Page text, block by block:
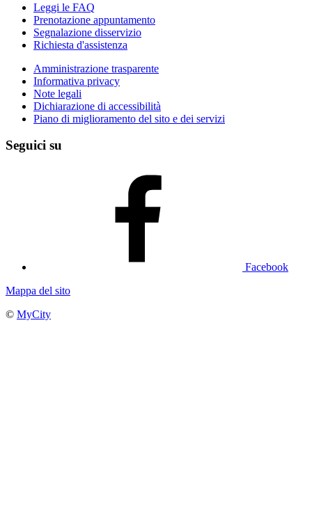
Leggi le FAQ
Prenotazione appuntamento
Segnalazione disservizio
Richiesta d'assistenza
Amministrazione trasparente
Informativa privacy
Note legali
Dichiarazione di accessibilità
Piano di miglioramento del sito e dei servizi
Seguici su
Facebook
Mappa del sito
© MyCity